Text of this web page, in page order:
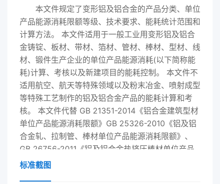
本文件规定了变形铝及铝合金的产品分类、单位
产品能源消耗限额等级、技术要求、能耗统计范围和
计算方法。 本文件适用于一般工业用变形铝及铝合
金铸锭、板材、带材、箔材、管材、棒材、型材、线
材、锻件生产企业的单位产品能源消耗(以下简称能
耗)计算、考核以及新建项目的能耗控制。 本文件不
适用航空、航天等特殊领域以及粉末冶金、喷射成型
等特殊工艺制作的铝及铝合金产品的能耗计算和考
核。 本文件代替 GB 21351-2014《铝合金建筑型材
单位产品能源消耗限额》GB 25326-2010《铝及铝
合金轧、拉制管、棒材单位产品能源消耗限额》、
GB 26756-2011《铝及铝合金热挤压棒材单位产品
能源消耗限额》和 GB 31339-2014《铝及铝合金线
标准截图